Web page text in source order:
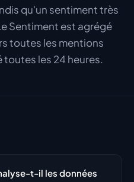
qu'un sentiment très
Sentiment est agrégé
toutes les mentions
les 24 heures.
t-il les données